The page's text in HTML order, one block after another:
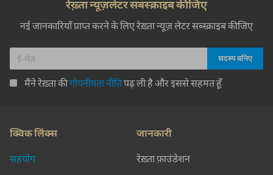
रेख़्ता न्यूज़लेटर सबस्क्राइब कीजिए
नई जानकारियाँ प्राप्त करने के लिए रेख़्ता न्यूज़ लेटर सब्स्क्राइब कीजिए
मैंने रेख़्ता कीगोपनीयता नीतिपढ़ ली है और इससे सहमत हूँ
क्विक लिंक्स
सहयोग
जानकारी
रेख़्ता फ़ाउंडेशन